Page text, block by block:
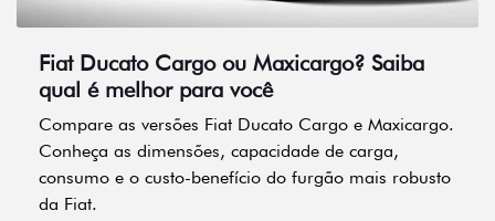
Fiat Ducato Cargo ou Maxicargo? Saiba
qual é melhor para você
Compare as versões Fiat Ducato Cargo e Maxicargo.
Conheça as dimensões, capacidade de carga,
consumo e o custo-benefício do furgão mais robusto
da Fiat.